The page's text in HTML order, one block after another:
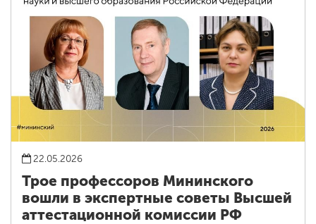
22.05.2026
Трое профессоров Мининского
вошли в экспертные советы Высшей
аттестационной комиссии РФ